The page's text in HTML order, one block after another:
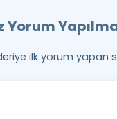
Yorum
ilk yorum yapan